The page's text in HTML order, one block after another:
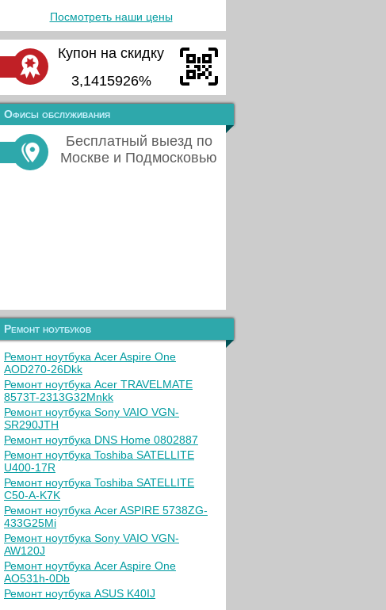
Посмотреть наши цены
Купон на скидку
3,1415926%
Офисы обслуживания
Бесплатный выезд по
Москве и Подмосковью
Ремонт ноутбуков
Ремонт ноутбука Acer Aspire One
AOD270-26Dkk
Ремонт ноутбука Acer TRAVELMATE
8573T-2313G32Mnkk
Ремонт ноутбука Sony VAIO VGN-
SR290JTH
Ремонт ноутбука DNS Home 0802887
Ремонт ноутбука Toshiba SATELLITE
U400-17R
Ремонт ноутбука Toshiba SATELLITE
C50-A-K7K
Ремонт ноутбука Acer ASPIRE 5738ZG-
433G25Mi
Ремонт ноутбука Sony VAIO VGN-
AW120J
Ремонт ноутбука Acer Aspire One
AO531h-0Db
Ремонт ноутбука ASUS K40IJ